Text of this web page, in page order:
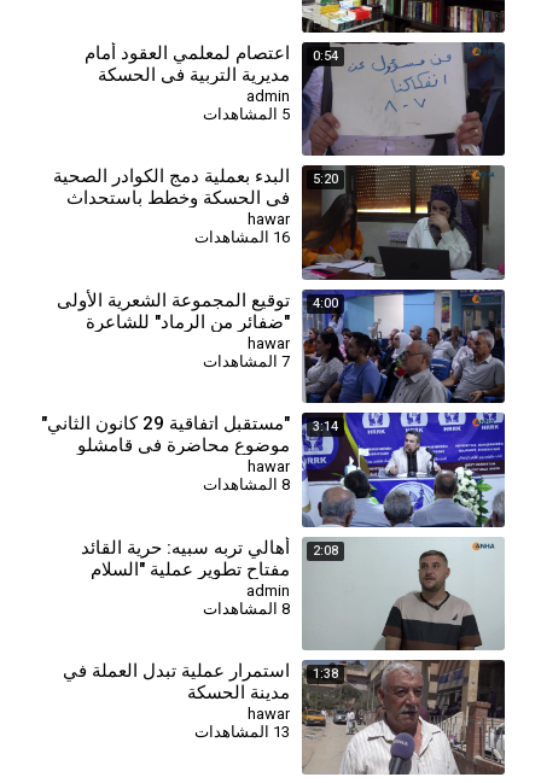
0:54
اعتصام لمعلمي العقود أمام
مديرية التربية في الحسكة
للمطالبة بالتثبيت وصرف
مستحقاتهم
admin
5 المشاهدات
5:20
البدء بعملية دمج الكوادر الصحية
في الحسكة وخطط باستحداث
مراكز جديدة
hawar
16 المشاهدات
4:00
توقيع المجموعة الشعرية الأولى
"ضفائر من الرماد" للشاعرة
نورهان حسن
hawar
7 المشاهدات
3:14
"مستقبل اتفاقية 29 كانون الثاني"
موضوع محاضرة في قامشلو
hawar
8 المشاهدات
2:08
⁣أهالي تربه سبيه: حرية القائد
مفتاح تطوير عملية "السلام
والمجتمع الديمقراطي"
admin
1:38
استمرار عملية تبدل العملة في
مدينة الحسكة
hawar
13 المشاهدات